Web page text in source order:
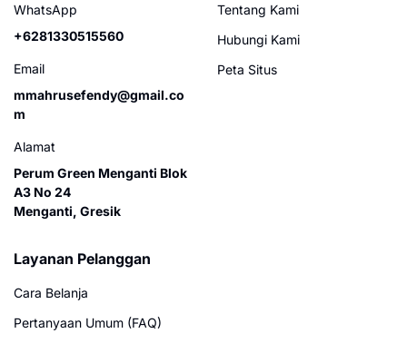
WhatsApp
+6281330515560
Email
mmahrusefendy@gmail.co
m
Alamat
Perum Green Menganti Blok
A3 No 24
Menganti, Gresik
Tentang Kami
Hubungi Kami
Peta Situs
Layanan Pelanggan
Cara Belanja
Pertanyaan Umum (FAQ)